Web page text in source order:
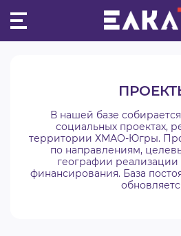
КОНКУРСЫ
ОРГАНИЗАЦИИ
АКТИВИСТЫ
В нашей базе
социальных проектах,
территории ХМАО-Югры.
по направлениям,
географии реализации
финансирования. База